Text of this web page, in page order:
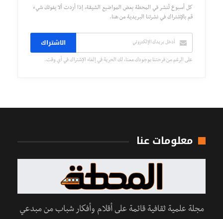
كل أسبوع تُنشر في المحطة بعض المواضيع الشيقة، إذا أردت ألا يفوتك شيء
قم بالإشتراك في نشرتنا البريدية من هنا.
الاشتراك
على الرغم من فرحتنا بوجودك معنا، لك الحرية في إلغاء الإشتراك في أي وقت.
معلومات عنا
مجلة علمية ثقافية قائمة على أقلام وأفكار شباب من مبدعي